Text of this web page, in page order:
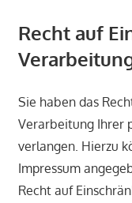
Recht auf
Sie haben das
Verarbeitung Ihrer
verlangen. Hierzu
Impressum
Recht auf